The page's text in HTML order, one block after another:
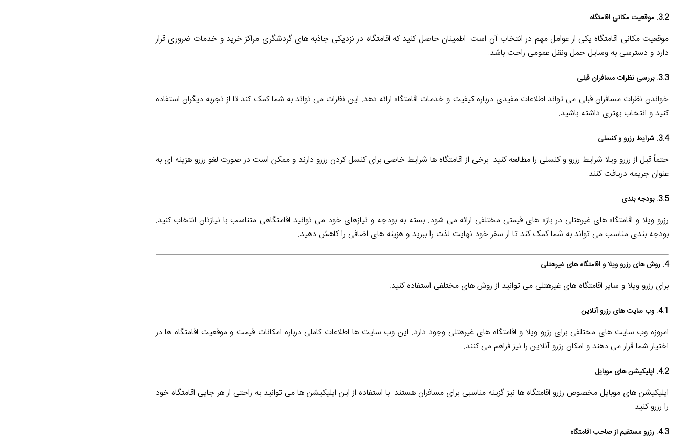
3.2. موقعیت مکانی اقامتگاه
موقعیت مکانی اقامتگاه یکی از عوامل مهم در انتخاب آن است. اطمینان حاصل کنید که اقامتگاه در نزدیکی جاذبه های گردشگری مراکز خرید و خدمات ضروری قرار
دارد و دسترسی به وسایل حمل ونقل عمومی راحت باشد.
3.3. بررسی نظرات مسافران قبلی
خواندن نظرات مسافران قبلی می تواند اطلاعات مفیدی درباره کیفیت و خدمات اقامتگاه ارائه دهد. این نظرات می تواند به شما کمک کند تا از تجربه دیگران استفاده
کنید و انتخاب بهتری داشته باشید.
3.4. شرایط رزرو و کنسلی
حتماً قبل از رزرو ویلا شرایط رزرو و کنسلی را مطالعه کنید. برخی از اقامتگاه ها شرایط خاصی برای کنسل کردن رزرو دارند و ممکن است در صورت لغو رزرو هزینه ای به
عنوان جریمه دریافت کنند.
3.5. بودجه بندی
رزرو ویلا و اقامتگاه های غیرهتلی در بازه های قیمتی مختلفی ارائه می شود. بسته به بودجه و نیازهای خود می توانید اقامتگاهی متناسب با نیازتان انتخاب کنید.
بودجه بندی مناسب می تواند به شما کمک کند تا از سفر خود نهایت لذت را ببرید و هزینه های اضافی را کاهش دهید.
4. روش های رزرو ویلا و اقامتگاه های غیرهتلی
برای رزرو ویلا و سایر اقامتگاه های غیرهتلی می توانید از روش های مختلفی استفاده کنید:
4.1. وب سایت های رزرو آنلاین
امروزه وب سایت های مختلفی برای رزرو ویلا و اقامتگاه های غیرهتلی وجود دارد. این وب سایت ها اطلاعات کاملی درباره امکانات قیمت و موقعیت اقامتگاه ها در
اختیار شما قرار می دهند و امکان رزرو آنلاین را نیز فراهم می کنند.
4.2. اپلیکیشن های موبایل
اپلیکیشن های موبایل مخصوص رزرو اقامتگاه ها نیز گزینه مناسبی برای مسافران هستند. با استفاده از این اپلیکیشن ها می توانید به راحتی از هر جایی اقامتگاه خود
را رزرو کنید.
4.3. رزرو مستقیم از صاحب اقامتگاه